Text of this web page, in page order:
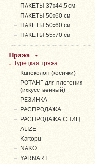
ПАКЕТЫ 37х44.5 см
ПАКЕТЫ 50х60 см
ПАКЕТЫ 50х60 см
ПАКЕТЫ 55х70 см
Пряжа
Турецкая пряжа
Канеколон (косички)
РОТАНГ для плетения
(искусственный)
PЕЗИНКА
РАСПРОДАЖА
РАСПРОДАЖА СПИЦ
ALIZE
Kartopu
NAKO
YARNART